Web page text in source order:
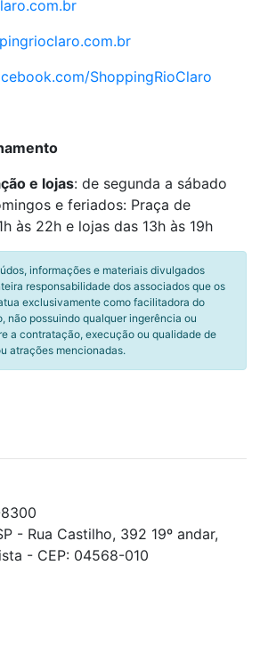
ShoppingRioClaro
e lojas: de segunda a sábado
e feriados: Praça de
às 22h e lojas das 13h às 19h
informações e materiais divulgados
responsabilidade dos associados que os
exclusivamente como facilitadora do
não possuindo qualquer ingerência ou
a contratação, execução ou qualidade de
atrações mencionadas.
- Rua Castilho, 392 19º andar,
- CEP: 04568-010